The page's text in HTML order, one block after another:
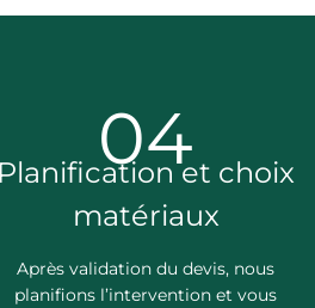
04
Planification et choix
matériaux
Après validation du devis, nous
planifions l’intervention et vous